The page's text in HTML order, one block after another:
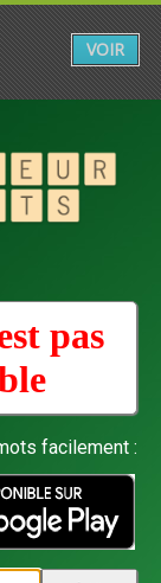
pas
facilement :
VOIR